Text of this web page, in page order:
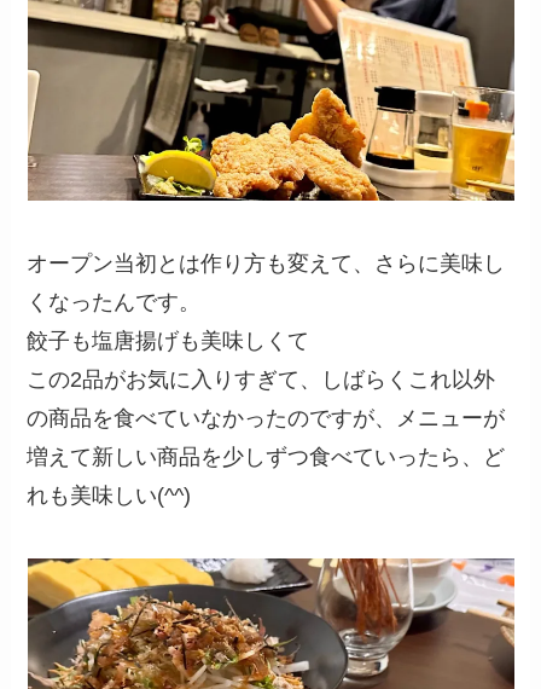
オープン当初とは作り方も変えて、さらに美味し
くなったんです。
餃子も塩唐揚げも美味しくて
この2品がお気に入りすぎて、しばらくこれ以外
の商品を食べていなかったのですが、メニューが
増えて新しい商品を少しずつ食べていったら、ど
れも美味しい(^^)